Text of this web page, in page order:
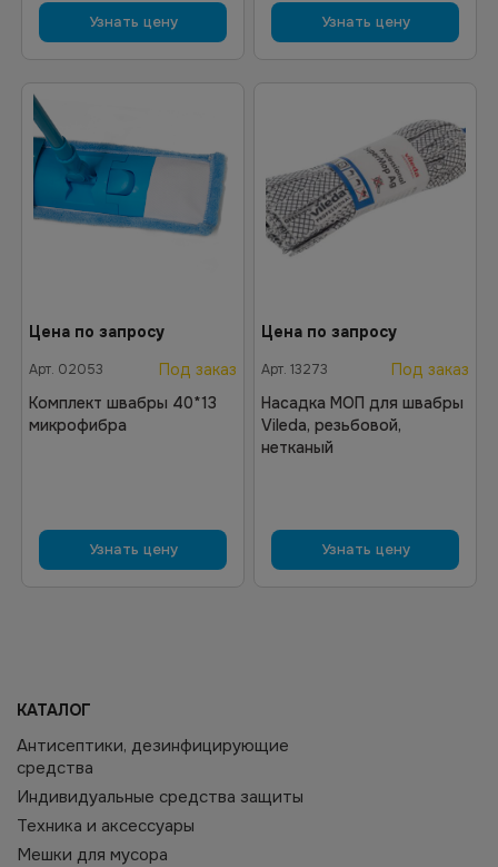
Узнать цену Узнать цену
Цена по запросу
Арт. 02053
Под заказ
Комплект швабры 40*13
микрофибра
Узнать цену
Цена по запросу
Арт. 13273
Под заказ
Насадка МОП для швабры
Vileda, резьбовой,
нетканый
Узнать цену
КАТАЛОГ
Антисептики, дезинфицирующие
средства
Индивидуальные средства защиты
Техника и аксессуары
Мешки для мусора